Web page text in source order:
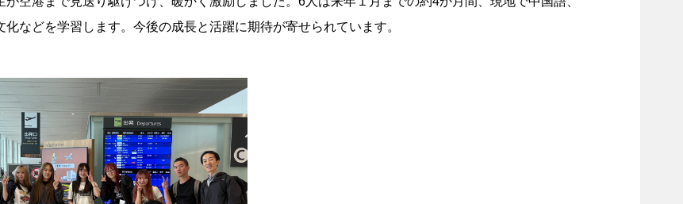
化などを学習します。今後の成長と活躍に期待が寄せられています。